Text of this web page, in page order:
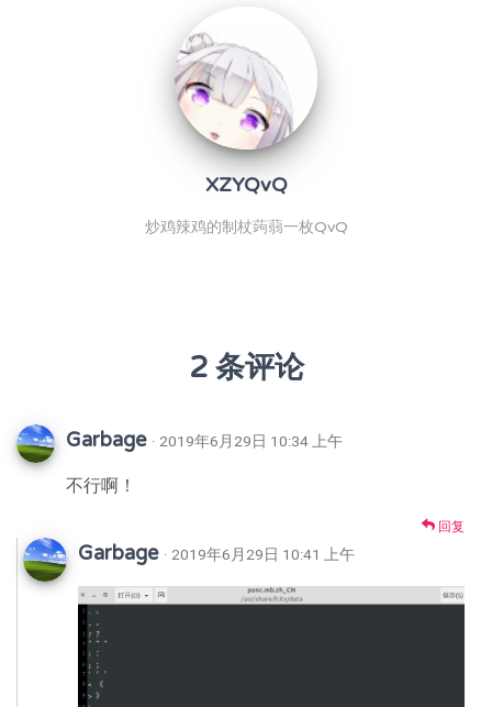
XZYQvQ
炒鸡辣鸡的制杖蒟蒻一枚QvQ
2 条评论
Garbage · 2019年6月29日 10:34 上午
不行啊！
回复
Garbage · 2019年6月29日 10:41 上午